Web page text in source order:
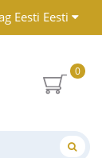
Eesti
0